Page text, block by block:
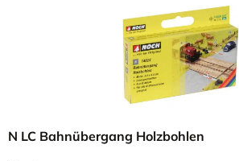
N LC Bahnübergang Holzbohlen